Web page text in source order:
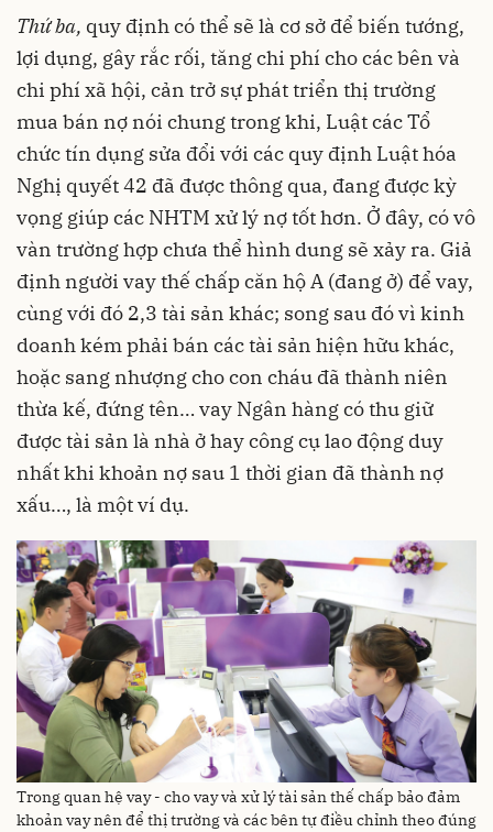
Thứ ba, quy định có thể sẽ là cơ sở để biến tướng,
lợi dụng, gây rắc rối, tăng chi phí cho các bên và
chi phí xã hội, cản trở sự phát triển thị trường
mua bán nợ nói chung trong khi, Luật các Tổ
chức tín dụng sửa đổi với các quy định Luật hóa
Nghị quyết 42 đã được thông qua, đang được kỳ
vọng giúp các NHTM xử lý nợ tốt hơn. Ở đây, có vô
vàn trường hợp chưa thể hình dung sẽ xảy ra. Giả
định người vay thế chấp căn hộ A (đang ở) để vay,
cùng với đó 2,3 tài sản khác; song sau đó vì kinh
doanh kém phải bán các tài sản hiện hữu khác,
hoặc sang nhượng cho con cháu đã thành niên
thừa kế, đứng tên… vay Ngân hàng có thu giữ
được tài sản là nhà ở hay công cụ lao động duy
nhất khi khoản nợ sau 1 thời gian đã thành nợ
xấu…, là một ví dụ.
Trong quan hệ vay - cho vay và xử lý tài sản thế chấp bảo đảm
khoản vay nên để thị trường và các bên tự điều chỉnh theo đúng